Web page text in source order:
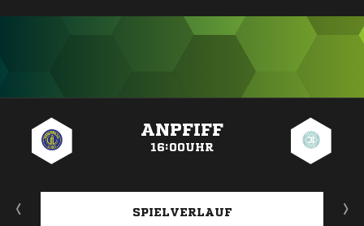
ANPFIFF
16:00UHR
SPIELVERLAUF